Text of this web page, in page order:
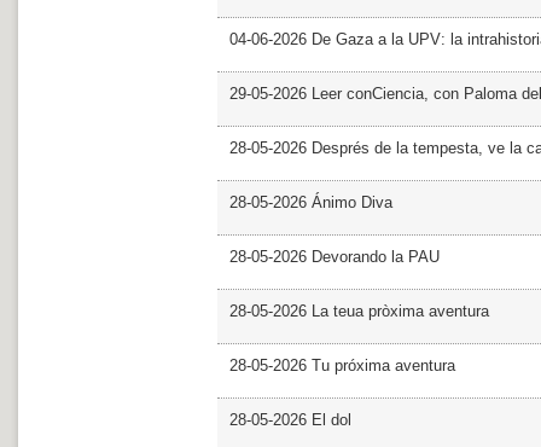
04-06-2026 De Gaza a la UPV: la
29-05-2026 Leer conCiencia, con Paloma
28-05-2026 Després de la tempesta, ve la
28-05-2026 Ánimo Diva
28-05-2026 Devorando la PAU
28-05-2026 La teua pròxima aventura
28-05-2026 Tu próxima aventura
28-05-2026 El dol